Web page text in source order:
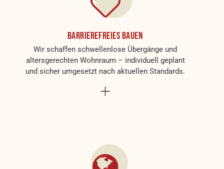
Barrierefreies Bauen
Wir schaffen schwellenlose Übergänge und
altersgerechten Wohnraum – individuell geplant
und sicher umgesetzt nach aktuellen Standards.